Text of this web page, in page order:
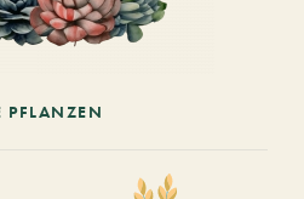
PFLANZEN